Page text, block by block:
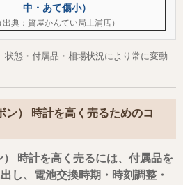
中・あて傷小）
（出典：質屋かんてい局土浦店）
態・付属品・相場状況により常に変動
ン） 時計を高く売るためのコ
時計を高く売るには、付属品を
し、電池交換時期・時刻調整・